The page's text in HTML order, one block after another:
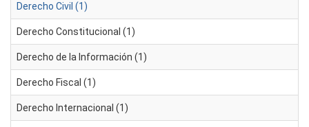
Derecho Civil (1)
Derecho Constitucional (1)
Derecho de la Información (1)
Derecho Fiscal (1)
Derecho Internacional (1)